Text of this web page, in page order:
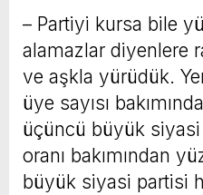
– Partiyi kursa bile
alamazlar diyenlere
ve aşkla yürüdük.
üye sayısı
üçüncü büyük
oranı bakımından
büyük siyasi partisi